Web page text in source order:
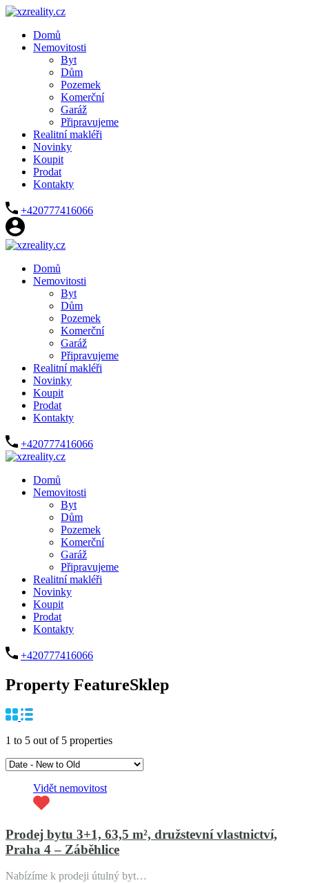
Domů
Nemovitosti
Byt
Dům
Pozemek
Komerční
Garáž
Připravujeme
Realitní makléři
Novinky
Koupit
Prodat
Kontakty
+420777416066
Domů
Nemovitosti
Byt
Dům
Pozemek
Komerční
Garáž
Připravujeme
Realitní makléři
Novinky
Koupit
Prodat
Kontakty
+420777416066
Domů
Nemovitosti
Byt
Dům
Pozemek
Komerční
Garáž
Připravujeme
Realitní makléři
Novinky
Koupit
Prodat
Kontakty
+420777416066
Property FeatureSklep
+
−
1 to 5 out of 5 properties
Vidět nemovitost
Prodej bytu 3+1, 63,5 m², družstevní vlastnictví,
Praha 4 – Záběhlice
Nabízíme k prodeji útulný byt…